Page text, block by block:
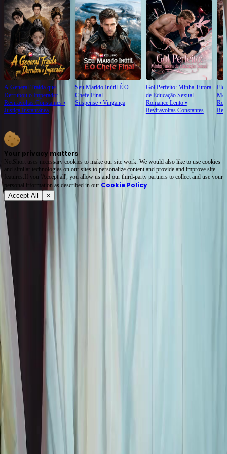
A General Traída que
Derrubou o Imperador
Reviravoltas Constantes ⦁
Justiça Instantânea
Seu Marido Inútil É O
Chefe Final
Suspense⦁ Vingança
Gol Perfeito: Minha Tutora
de Educação Sexual
Romance Lento⦁
Reviravoltas Constantes
Ele
Your privacy matters
NetShort uses necessary cookies to make our site work. We would also like to use cookies
and similar technologies on our sites to personalize content and provide and improve site
features.If you 'Accept all', you allow us and our third-party partners to collect and use your
personal irformation as described in our Cookie Policy.
Accept All ×
Contate-nos
Séries
Baixar o App
NetShort | All Rights Reserved |
Início